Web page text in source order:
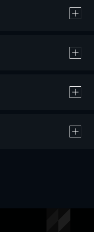
よる作品の購入 / レンタルです。
ルは、20％のポイント還元です。